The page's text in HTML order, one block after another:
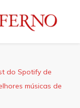
do Spotify de
músicas de